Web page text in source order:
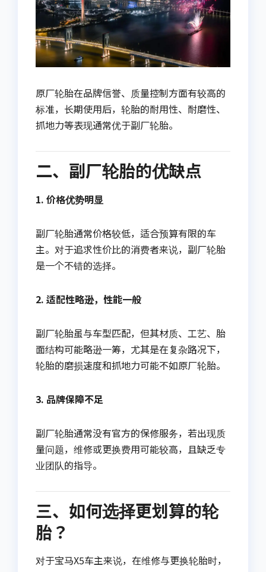
原厂轮胎在品牌信誉、质量控制方面有较高的
标准，长期使用后，轮胎的耐用性、耐磨性、
抓地力等表现通常优于副厂轮胎。
二、副厂轮胎的优缺点
1. 价格优势明显
副厂轮胎通常价格较低，适合预算有限的车
主。对于追求性价比的消费者来说，副厂轮胎
是一个不错的选择。
2. 适配性略逊，性能一般
副厂轮胎虽与车型匹配，但其材质、工艺、胎
面结构可能略逊一筹，尤其是在复杂路况下，
轮胎的磨损速度和抓地力可能不如原厂轮胎。
3. 品牌保障不足
副厂轮胎通常没有官方的保修服务，若出现质
量问题，维修或更换费用可能较高，且缺乏专
业团队的指导。
三、如何选择更划算的轮
胎？
对于宝马X5车主来说，在维修与更换轮胎时，